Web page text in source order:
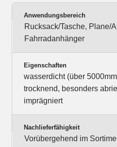
Anwendungsbereich
Rucksack/Tasche, Plane/
Fahrradanhänger
Eigenschaften
wasserdicht (über
trocknend, besonders
imprägniert
Nachlieferfähigkeit
Vorübergehend im